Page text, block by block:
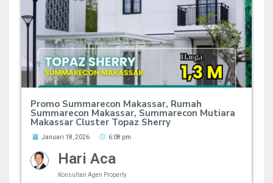
Promo Summarecon Makassar, Rumah
Summarecon Makassar, Summarecon Mutiara
Makassar Cluster Topaz Sherry
Januari 18, 2026 6:08 pm
Hari Aca
Konsultan Agen Property